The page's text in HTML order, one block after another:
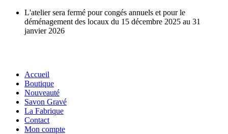
Aller
contenu
L'atelier sera fermé pour congés annuels et pour le
déménagement des locaux du 15 décembre 2025 au 31
janvier 2026
Accueil
Boutique
Nouveauté
Savon Gravé
La Fabrique
Contact
Mon compte